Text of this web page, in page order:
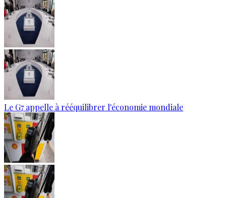
Le G7 appelle à rééquilibrer l'économie mondiale